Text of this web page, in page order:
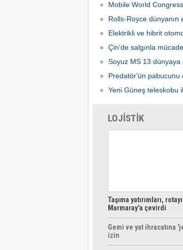
Mobile World
Rolls-Royce dünyanın
Elektrikli ve hibrit
Çin’de salgınla
Soyuz MS 13 dünyaya
Predatör'ün
Yeni Güneş teleskobu
LOJİSTİK
Taşıma yatırımları, rotayı
Marmaray'a çevirdi
Gemi ve yat ihracatına
izin